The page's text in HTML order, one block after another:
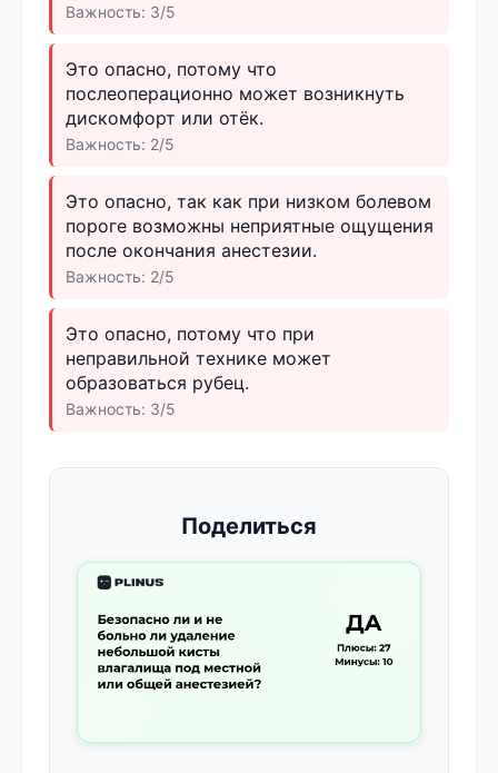
Важность: 3/5
Это опасно, потому что
послеоперационно может возникнуть
дискомфорт или отёк.
Важность: 2/5
Это опасно, так как при низком болевом
пороге возможны неприятные ощущения
после окончания анестезии.
Важность: 2/5
Это опасно, потому что при
неправильной технике может
образоваться рубец.
Важность: 3/5
Поделиться